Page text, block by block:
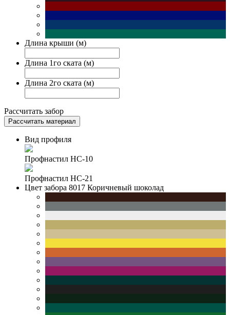
Длина крыши (м)
Длина 1го ската (м)
Длина 2го ската (м)
Рассчитать забор
Рассчитать материал
Вид профиля
Профнастил НС-10
Профнастил НС-21
Цвет забора 8017 Коричневый шоколад